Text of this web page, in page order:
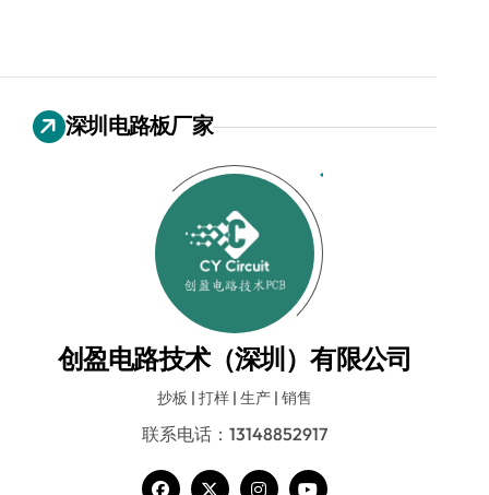
深圳电路板厂家
创盈电路技术（深圳）有限公司
抄板 | 打样 | 生产 | 销售
联系电话：13148852917